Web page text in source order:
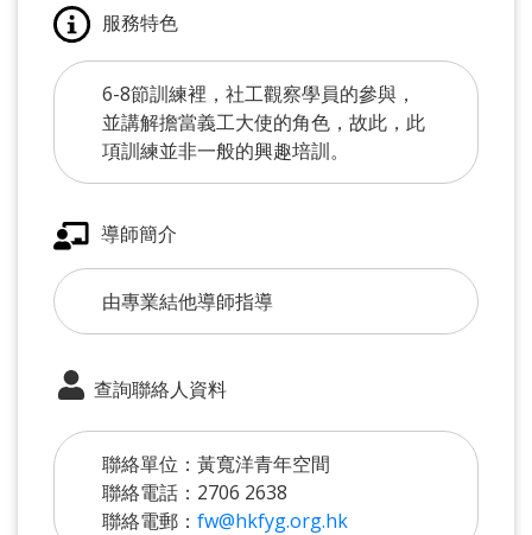
服務特色
6-8節訓練裡，社工觀察學員的參與，
並講解擔當義工大使的角色，故此，此
項訓練並非一般的興趣培訓。
導師簡介
由專業結他導師指導
查詢聯絡人資料
聯絡單位：黃寬洋青年空間
聯絡電話：2706 2638
聯絡電郵： fw@hkfyg.org.hk